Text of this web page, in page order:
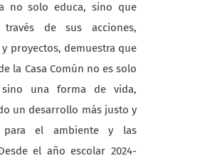
no solo educa, sino que
de sus acciones,
proyectos, demuestra que
la Casa Común no es solo
una forma de vida,
un desarrollo más justo y
para el ambiente y las
el año escolar 2024-